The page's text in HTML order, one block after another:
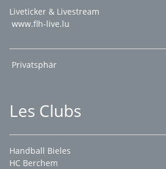
Liveticker & Livestream
www.flh-live.lu
Privatsphär
Les Clubs
Handball Bieles
HC Berchem